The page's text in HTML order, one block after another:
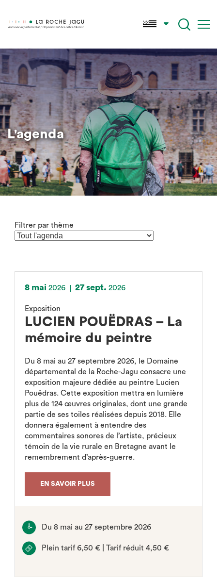
Skip
to
main
content
L'agenda
Filtrer par thème
8 mai 2026 27 sept. 2026
Exposition
LUCIEN POUËDRAS – La
mémoire du peintre
Du 8 mai au 27 septembre 2026, le Domaine
départemental de la Roche-Jagu consacre une
exposition majeure dédiée au peintre Lucien
Pouëdras. Cette exposition mettra en lumière
plus de 124 œuvres originales, dont une grande
partie de ses toiles réalisées depuis 2018. Elle
donnera également à entendre des
commentaires sonores de l’artiste, précieux
témoin de la vie rurale en Bretagne avant le
remembrement d’après-guerre.
EN SAVOIR PLUS
Du 8 mai au 27 septembre 2026
Plein tarif 6,50 € | Tarif réduit 4,50 €